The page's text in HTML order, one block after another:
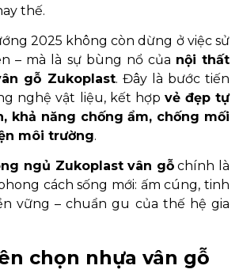
thế.
2025 không còn dừng ở việc sử
– mà là sự bùng nổ của nội thất
gỗ Zukoplast. Đây là bước tiến
nghệ vật liệu, kết hợp vẻ đẹp tự
khả năng chống ẩm, chống mối
môi trường.
ngủ Zukoplast vân gỗchính là
cách sống mới: ấm cúng, tinh
vững – chuẩn gu của thế hệ gia
chọn nhựa vân gỗ